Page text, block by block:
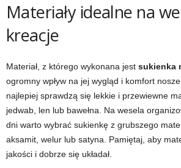
Materiały idealne na
kreacje
Materiał, z którego wykonana jest sukienka
ogromny wpływ na jej wygląd i komfort
najlepiej sprawdzą się lekkie i przewiewne
jedwab, len lub bawełna. Na wesela
dni warto wybrać sukienkę z grubszego
aksamit, welur lub satyna. Pamiętaj, aby
jakości i dobrze się układał.